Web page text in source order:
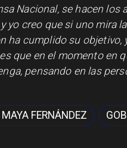
Nacional, se hacen los
yo creo que si uno mira
ha cumplido su objetivo,
que en el momento en
pensando en las
FERNÁNDEZ